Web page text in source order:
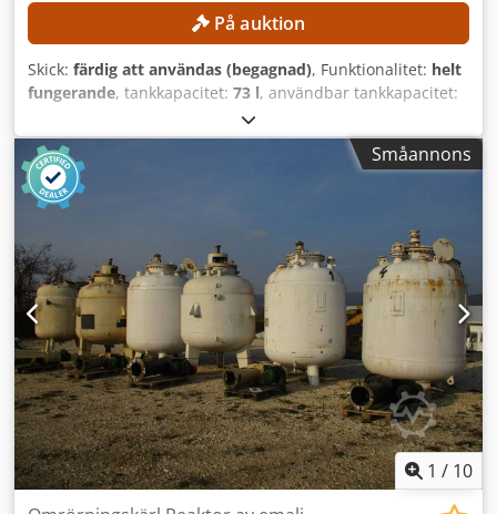
På auktion
Skick: färdig att användas (begagnad), Funktionalitet: helt
fungerande, tankkapacitet: 73 l, användbar tankkapacitet:
, total bredd:
höjd:2 000 mm, Processanläggning för tillverkning av
krämer, salvor och suppositoriemassa Utförande för
skummande produkter TEKNISKA DETALJER Användbar
volym: 50 liter Total volym: 73 liter Minsta fyllningsvolym:
10 liter Homogeniserare Modell: Brienz RF 112 M-2 Djdpfx
Acjzrfbbeiewa Effekt: 4 kW Varvtal: max. 2 850 varv/min
Blandare/skrapa Växel: SEW FAF 37 Varvtal: max. 28
varv/min MASKINDETALJER Utrymmesbehov: 1 200 × 1 500
× 2 000 mm
Småannons
1 / 10